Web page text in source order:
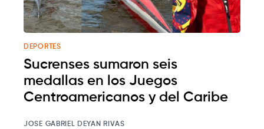
DEPORTES
Sucrenses sumaron seis
medallas en los Juegos
Centroamericanos y del Caribe
JOSE GABRIEL DEYAN RIVAS